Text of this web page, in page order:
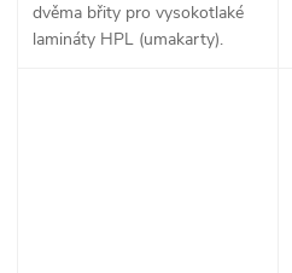
dvěma břity pro vysokotlaké
lamináty HPL (umakarty).